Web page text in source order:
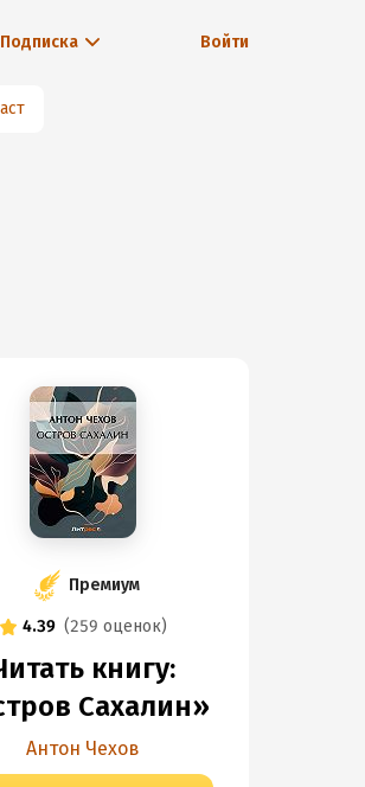
Подписка Войти
Премиум
4.39 (259 оценок)
книгу:
Сахалин»
Антон Чехов